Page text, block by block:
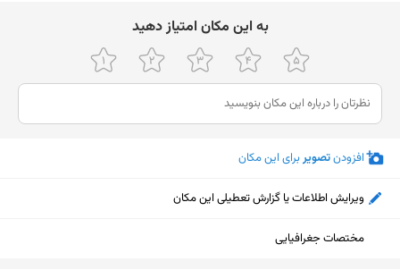
ﺑﻪ اﯾﻦ ﻣﮑﺎن اﻣﺘﯿﺎز دﻫﯿﺪ
افزودنتصویربرای این مکان
ویرایش اطلاعات یا گزارش تعطیلی این مکان
مختصات جغرافیایی